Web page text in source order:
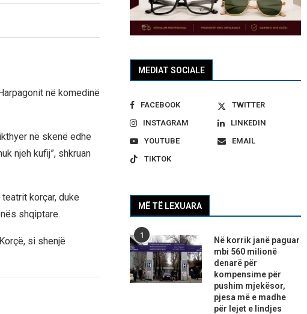
në komedinë
në skenë edhe
njeh kufij”, shkruan
korçar, duke
shqiptare.
si shenjë
MEDIAT SOCIALE
FACEBOOK
TWITTER
INSTAGRAM
LINKEDIN
YOUTUBE
EMAIL
TIKTOK
MË TË LEXUARA
1
Në korrik janë paguar
mbi 560 milionë
denarë për
kompensime për
pushim mjekësor,
pjesa më e madhe
për lejet e lindjes